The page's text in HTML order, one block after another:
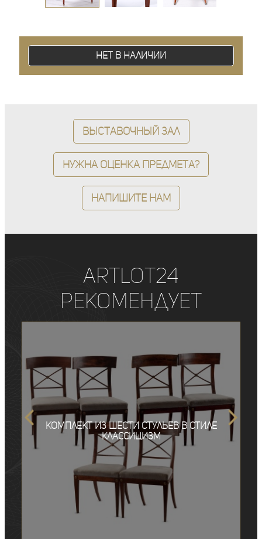
Нет в наличии
Выставочный зал
Нужна оценка предмета?
Напишите нам
ArtLot24
рекомендует
Комплект из шести стульев в стиле
классицизм